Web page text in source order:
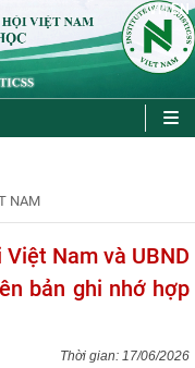
VI|EN
NAM
Nam và UBND
bản ghi nhớ hợp
17/06/2026